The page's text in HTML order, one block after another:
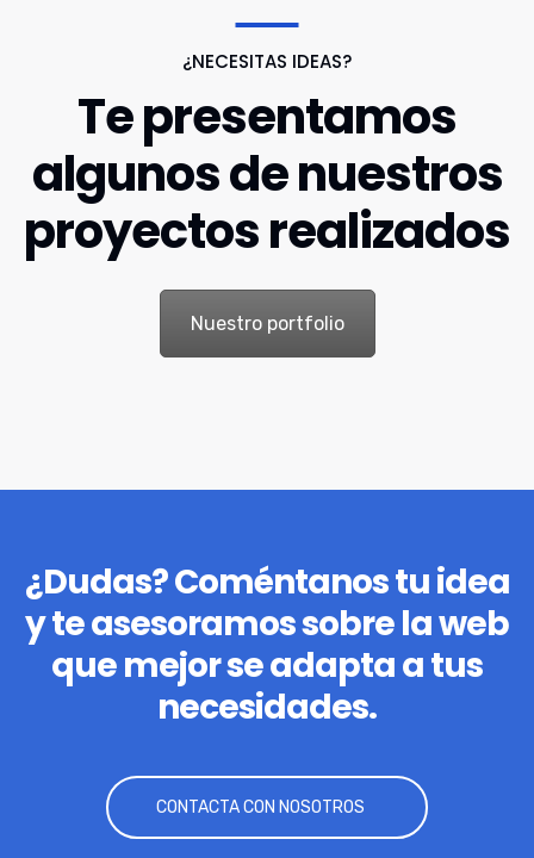
¿NECESITAS IDEAS?
Te presentamos
algunos de nuestros
proyectos realizados
Nuestro portfolio
¿Dudas? Coméntanos tu idea
y te asesoramos sobre la web
que mejor se adapta a tus
necesidades.
CONTACTA CON NOSOTROS